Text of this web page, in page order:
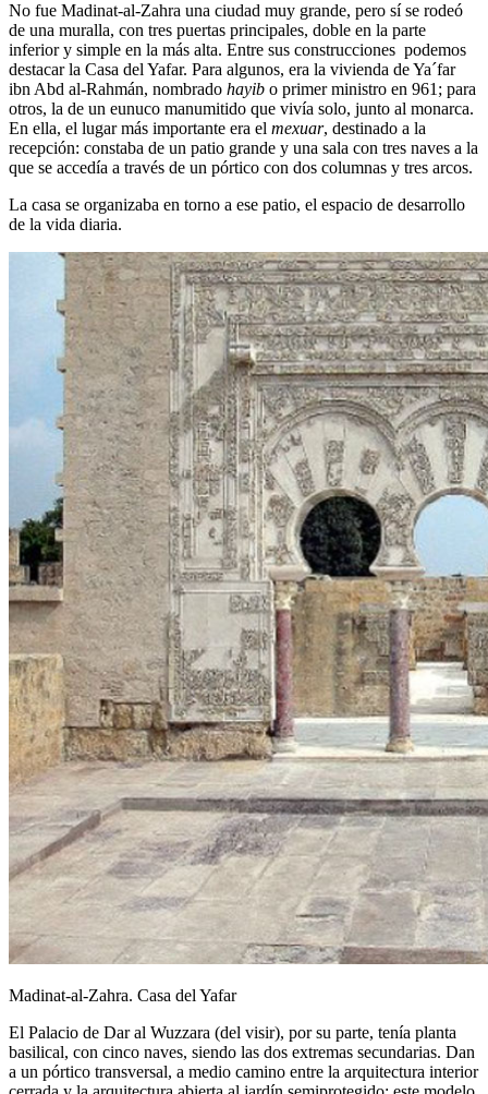
No fue Madinat-al-Zahra una ciudad muy grande, pero sí se rodeó
de una muralla, con tres puertas principales, doble en la parte
inferior y simple en la más alta. Entre sus construcciones podemos
destacar la Casa del Yafar. Para algunos, era la vivienda de Ya´far
ibn Abd al-Rahmán, nombrado hayib o primer ministro en 961; para
otros, la de un eunuco manumitido que vivía solo, junto al monarca.
En ella, el lugar más importante era el mexuar, destinado a la
recepción: constaba de un patio grande y una sala con tres naves a la
que se accedía a través de un pórtico con dos columnas y tres arcos.
La casa se organizaba en torno a ese patio, el espacio de desarrollo
de la vida diaria.
Madinat-al-Zahra. Casa del Yafar
El Palacio de Dar al Wuzzara (del visir), por su parte, tenía planta
basilical, con cinco naves, siendo las dos extremas secundarias. Dan
a un pórtico transversal, a medio camino entre la arquitectura interior